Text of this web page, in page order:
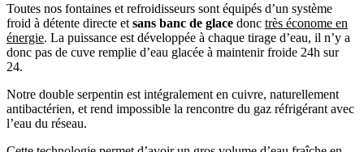
Toutes nos fontaines et refroidisseurs sont équipés d’un système
froid à détente directe et sans banc de glace donc très économe en
énergie. La puissance est développée à chaque tirage d’eau, il n’y a
donc pas de cuve remplie d’eau glacée à maintenir froide 24h sur
24.
Notre double serpentin est intégralement en cuivre, naturellement
antibactérien, et rend impossible la rencontre du gaz réfrigérant avec
l’eau du réseau.